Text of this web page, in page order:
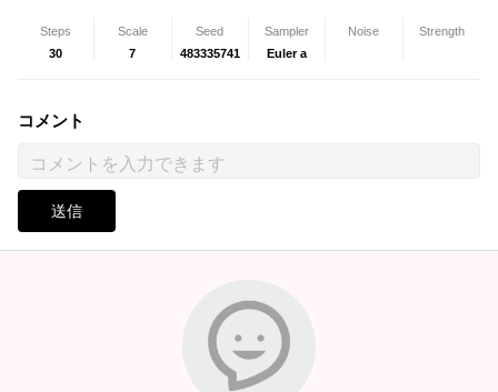
Steps
30
Scale
7
Seed
483335741
Sampler
Euler a
Noise Strength
コメント
送信